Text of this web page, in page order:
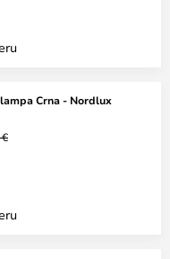
Crna - Nordlux